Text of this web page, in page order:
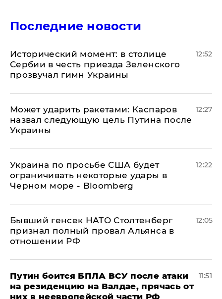
Последние новости
Исторический момент: в столице
Сербии в честь приезда Зеленского
прозвучал гимн Украины
12:52
Может ударить ракетами: Каспаров
назвал следующую цель Путина после
Украины
12:27
Украина по просьбе США будет
ограничивать некоторые удары в
Черном море - Bloomberg
12:22
Бывший генсек НАТО Столтенберг
признал полный провал Альянса в
отношении РФ
12:05
Путин боится БПЛА ВСУ после атаки
на резиденцию на Валдае, прячась от
них в неевропейской части РФ
11:51